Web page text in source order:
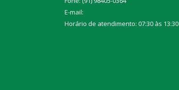
E-mail:
Horário de atendimento: 07:30 às 13:30